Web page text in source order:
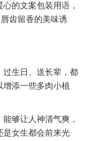
的文案包装用语，
齿留香的美味诱
过生日、送长辈，都
增添一些多肉小植
够让人神清气爽，
是女生都会前来光